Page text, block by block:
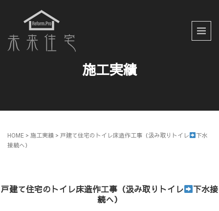
施工実績
HOME > 施工実績 > 戸建て住宅のトイレ床造作工事（汲み取りトイレ
下水
接続へ）
戸建て住宅のトイレ床造作工事（汲み取りトイレ
下水接
続へ）